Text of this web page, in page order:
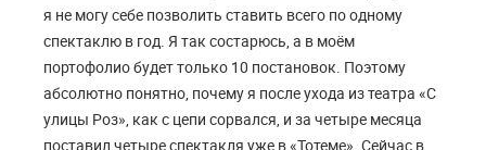
я не могу себе позволить ставить всего по одному
спектаклю в год. Я так состарюсь, а в моём
портофолио будет только 10 постановок. Поэтому
абсолютно понятно, почему я после ухода из театра «С
улицы Роз», как с цепи сорвался, и за четыре месяца
поставил четыре спектакля уже в «Тотеме». Сейчас в